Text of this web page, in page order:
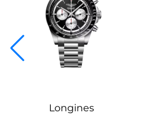
Longines